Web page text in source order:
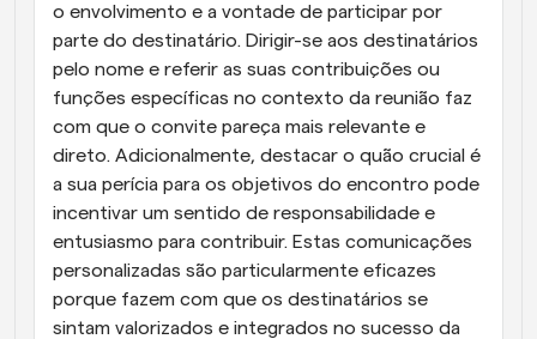
o envolvimento e a vontade de participar por
parte do destinatário. Dirigir-se aos destinatários
pelo nome e referir as suas contribuições ou
funções específicas no contexto da reunião faz
com que o convite pareça mais relevante e
direto. Adicionalmente, destacar o quão crucial é
a sua perícia para os objetivos do encontro pode
incentivar um sentido de responsabilidade e
entusiasmo para contribuir. Estas comunicações
personalizadas são particularmente eficazes
porque fazem com que os destinatários se
sintam valorizados e integrados no sucesso da